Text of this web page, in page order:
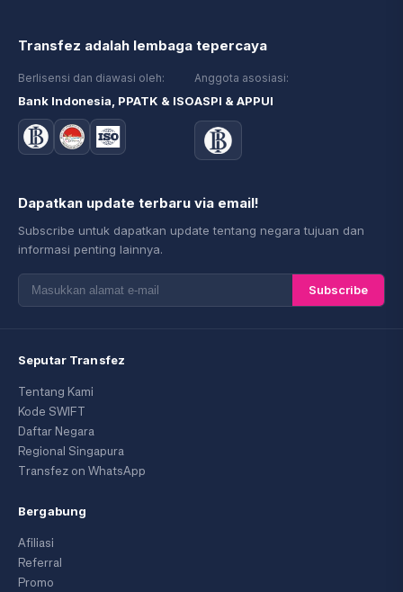
Transfez adalah lembaga tepercaya
Berlisensi dan diawasi oleh:
Bank Indonesia, PPATK & ISO
Anggota asosiasi:
ASPI & APPUI
Dapatkan update terbaru via email!
Subscribe untuk dapatkan update tentang negara tujuan dan
informasi penting lainnya.
Subscribe
Seputar Transfez
Tentang Kami
Kode SWIFT
Daftar Negara
Regional Singapura
Transfez on WhatsApp
Bergabung
Afiliasi
Referral
Promo